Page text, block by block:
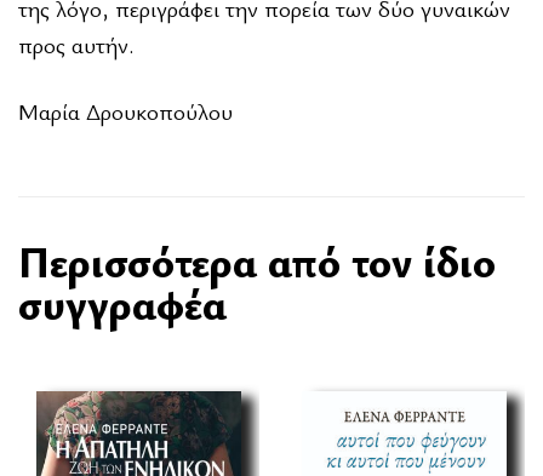
της λόγο, περιγράφει την πορεία των δύο γυναικών
προς αυτήν.
Μαρία Δρουκοπούλου
Περισσότερα από τον ίδιο
συγγραφέα